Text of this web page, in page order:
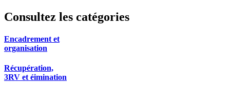
Consultez les catégories
Encadrement et
organisation
Récupération,
3RV et éimination